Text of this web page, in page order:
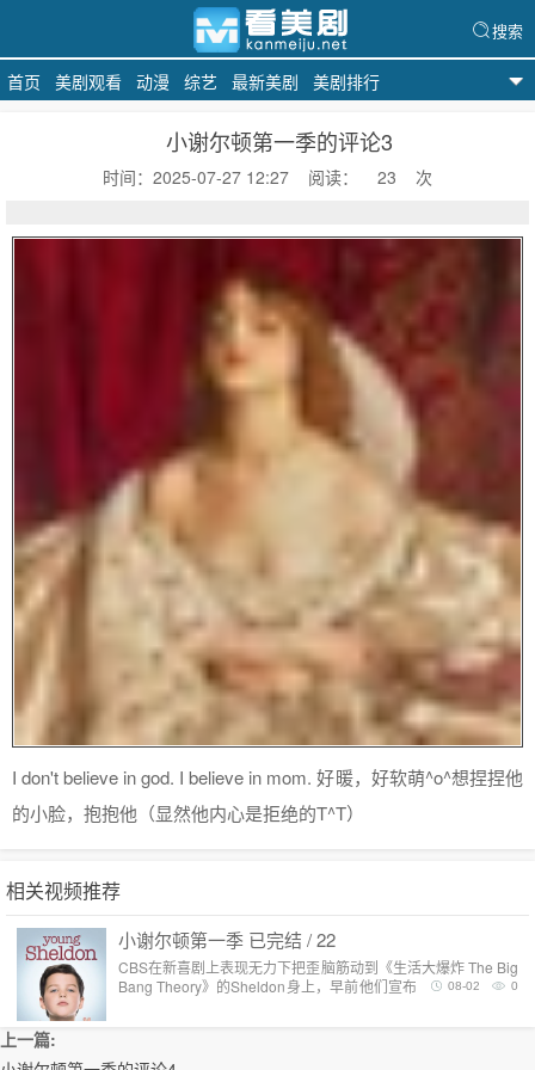
天天美剧
首页 美剧观看 动漫 综艺 最新美剧 美剧排行
搜索
小谢尔顿第一季的评论3
时间：2025-07-27 12:27 阅读： 23 次
I don't believe in god. I believe in mom. 好暖，好软萌^o^想捏捏他
的小脸，抱抱他（显然他内心是拒绝的T^T）
相关视频推荐
小谢尔顿第一季 已完结 / 22
CBS在新喜剧上表现无力下把歪脑筋动到《生活大爆炸 The Big
Bang Theory》的Sheldon身上，早前他们宣布开发《生活大爆
0
08-02
上一篇: